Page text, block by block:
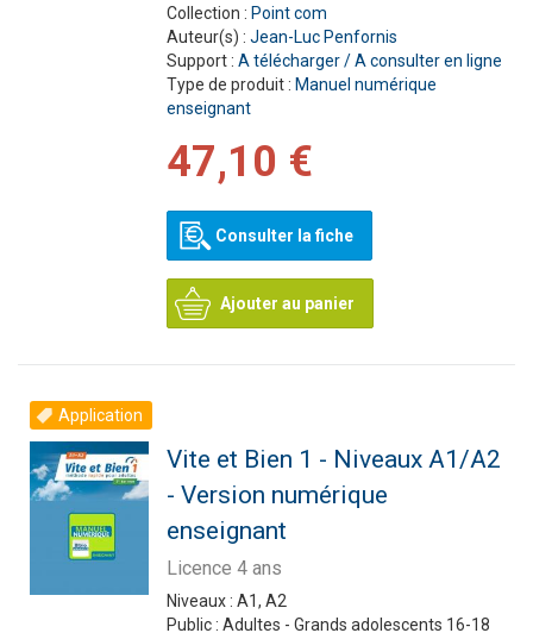
Collection : Point com
Auteur(s) : Jean-Luc Penfornis
Support : A télécharger / A consulter en ligne
Type de produit : Manuel numérique
enseignant
47,10 €
Consulter la fiche
Ajouter au panier
Application
Vite et Bien 1 - Niveaux A1/A2
- Version numérique
enseignant
Licence 4 ans
Niveaux : A1, A2
Public : Adultes - Grands adolescents 16-18